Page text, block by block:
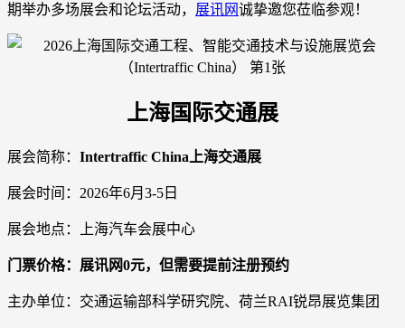
期举办多场展会和论坛活动， 展讯网诚挚邀您莅临参观！
上海国际交通展
展会简称： Intertraffic China上海交通展
展会时间：2026年6月3-5日
展会地点：上海汽车会展中心
门票价格：展讯网0元，但需要提前注册预约
主办单位：交通运输部科学研究院、荷兰RAI锐昂展览集团